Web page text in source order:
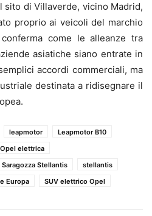
di Villaverde, vicino Madrid,
proprio ai veicoli del marchio
come le alleanze tra
asiatiche siano entrate in
accordi commerciali, ma
destinata a ridisegnare il
leapmotor
Leapmotor B10
Opel elettrica
Saragozza Stellantis
stellantis
Europa SUV elettrico Opel